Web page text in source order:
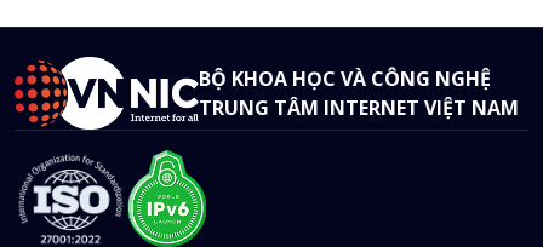
BỘ KHOA HỌC VÀ CÔNG NGHỆ
TRUNG TÂM INTERNET VIỆT NAM